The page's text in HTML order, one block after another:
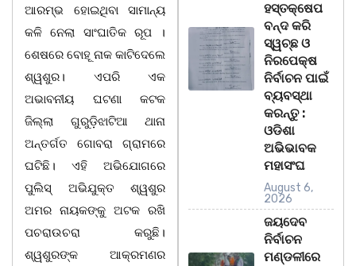
ଆରମ୍ଭ ହୋଇଥିବା ସାମାନ୍ୟ
କଳି ନେଲା ସାଂଘାତିକ ରୂପ ।
ଶେଷରେ ବୋହୂ ନାକ କାଟିଦେଲେ
ଶ୍ୱଶୁର। ଏପରି ଏକ
ଅଭାବନୀୟ ଘଟଣା କଟକ
ଜିଲ୍ଲା ଗୁରୁଡ଼ିଝାଟିଆ ଥାନା
ଅନ୍ତର୍ଗତ ଗୋବରା ଗ୍ରାମରେ
ଘଟିଛି। ଏହି ଅଭିଯୋଗରେ
ପୁଲିସ୍‌ ଅଭିଯୁକ୍ତ ଶ୍ୱଶୁର
ଅମର ନାୟକଙ୍କୁ ଅଟକ ରଖି
ପଚରାଉଚରା କରୁଛି।
ଶ୍ୱଶୁରଙ୍କ ଆକ୍ରମଣର
ହସ୍ତକ୍ଷେପ
ବନ୍ଦ କରି
ସ୍ୱଚ୍ଛ ଓ
ନିରପେକ୍ଷ
ନିର୍ବାଚନ ପାଇଁ
ବ୍ୟବସ୍ଥା
କରନ୍ତୁ :
ଓଡିଶା
ଅଭିଭାବକ
ମହାସଂଘ
August 6,
2026
ଜୟଦେବ
ନିର୍ବାଚନ
ମଣ୍ଡଳୀରେ